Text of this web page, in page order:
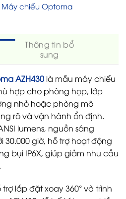
Máy chiếu Optoma
Thông tin bổ
sung
AZH430 là mẫu máy chiếu
hợp cho phòng họp, lớp
nhỏ hoặc phòng mô
rõ và vận hành ổn định.
lumens, nguồn sáng
30.000 giờ, hỗ trợ hoạt động
bụi IP6X, giúp giảm nhu cầu
lắp đặt xoay 360° và trình